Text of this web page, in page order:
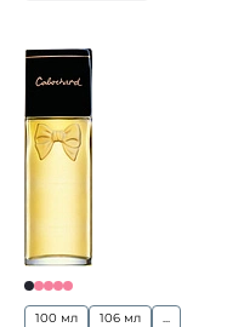
100 мл 106 мл ...